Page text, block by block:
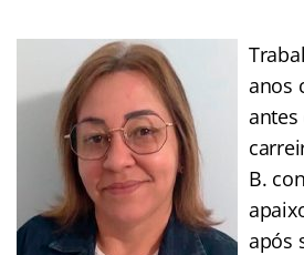
anos
antes
B.
após